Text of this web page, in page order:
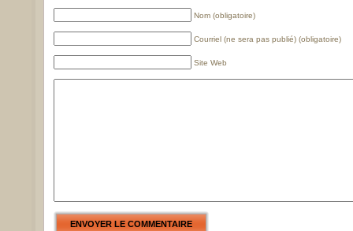
Nom (obligatoire)
Courriel (ne sera pas publié) (obligatoire)
Site Web
ENVOYER LE COMMENTAIRE